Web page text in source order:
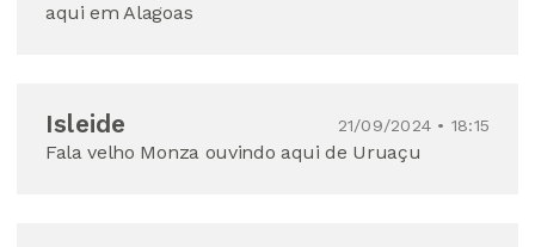
aqui em Alagoas
Isleide 21/09/2024 • 18:15
Fala velho Monza ouvindo aqui de Uruaçu